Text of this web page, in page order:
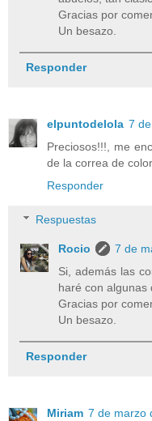
Gracias por
Un besazo.
Responder
elpuntodelola 7
Preciosos!!!, me
de la correa de
Responder
Respuestas
Rocio
7 de
Si, además las
haré con algunas
Gracias por
Un besazo.
Responder
Miriam 7 de marzo